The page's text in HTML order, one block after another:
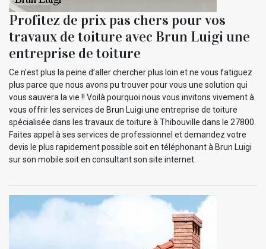
Profitez de prix pas chers pour vos
travaux de toiture avec Brun Luigi une
entreprise de toiture
Ce n’est plus la peine d’aller chercher plus loin et ne vous fatiguez
plus parce que nous avons pu trouver pour vous une solution qui
vous sauvera la vie !! Voilà pourquoi nous vous invitons vivement à
vous offrir les services de Brun Luigi une entreprise de toiture
spécialisée dans les travaux de toiture à Thibouville dans le 27800.
Faites appel à ses services de professionnel et demandez votre
devis le plus rapidement possible soit en téléphonant à Brun Luigi
sur son mobile soit en consultant son site internet.